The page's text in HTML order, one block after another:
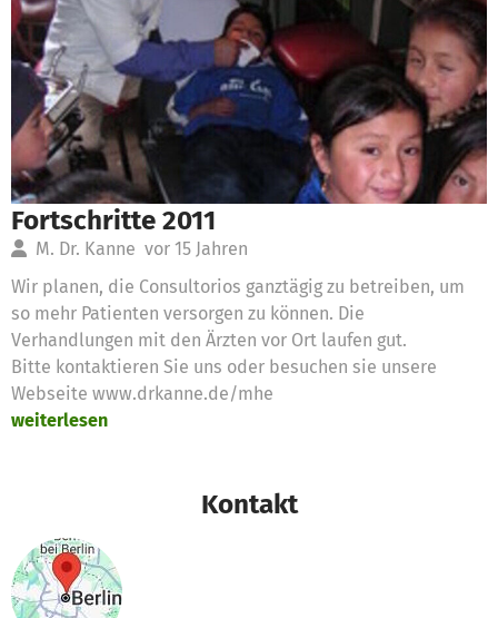
Fortschritte 2011
M. Dr. Kanne vor 15 Jahren
Wir planen, die Consultorios ganztägig zu betreiben, um
so mehr Patienten versorgen zu können. Die
Verhandlungen mit den Ärzten vor Ort laufen gut.
Bitte kontaktieren Sie uns oder besuchen sie unsere
Webseite www.drkanne.de/mhe
weiterlesen
Kontakt